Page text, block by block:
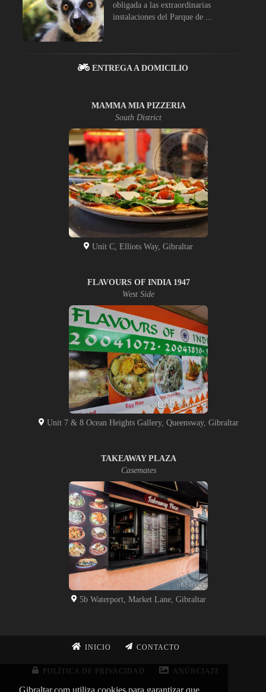
obligada a las extraordinarias
instalaciones del Parque de ...
ENTREGA A DOMICILIO
MAMMA MIA PIZZERIA
South District
Unit C, Elliots Way, Gibraltar
FLAVOURS OF INDIA 1947
West Side
Unit 7 & 8 Ocean Heights Gallery, Queensway, Gibraltar
TAKEAWAY PLAZA
Casemates
5b Waterport, Market Lane, Gibraltar
INICIO CONTACTO
POLÍTICA DE PRIVACIDAD ANÚNCIATE